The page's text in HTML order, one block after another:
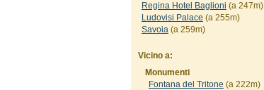
Regina Hotel Baglioni (a 247m)
Ludovisi Palace (a 255m)
Savoia(a 259m)
Vicino a:
Monumenti
Fontana del Tritone (a 222m)